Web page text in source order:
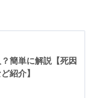
簡単に解説【死因
紹介】